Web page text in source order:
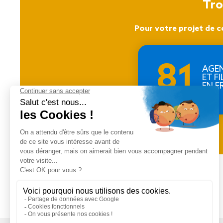
Pour votre projet de
81
ET
EN